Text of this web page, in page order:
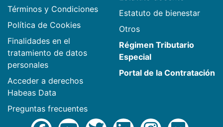
Términos y Condiciones
Política de Cookies
Finalidades en el
tratamiento de datos
personales
Acceder a derechos
Habeas Data
Preguntas frecuentes
Estatuto de bienestar
Otros
Régimen Tributario
Especial
Portal de la Contratación